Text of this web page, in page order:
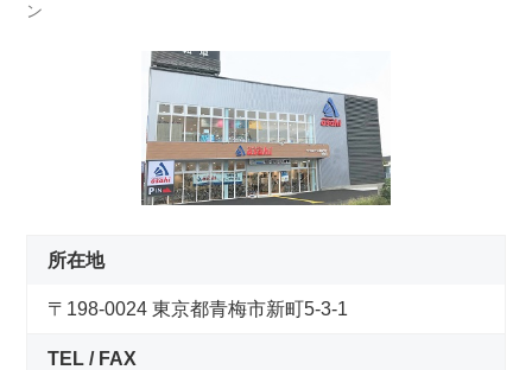
特集・イベント
メンテナンス・カスタム講座
自転車・パーツの使い方・選び方
コンセプトストア
ン
所在地
〒198-0024 東京都青梅市新町5-3-1
TEL / FAX